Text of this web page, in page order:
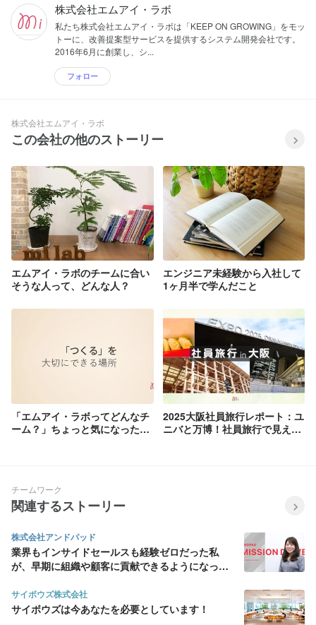
株式会社エムアイ・ラボ
私たち株式会社エムアイ・ラボは「KEEP ON GROWING」をモッ
トーに、改善提案型サービスを提供するシステム開発会社です。
2016年6月に創業し、シ...
フォロー
株式会社エムアイ・ラボ
この会社の他のストーリー
エムアイ・ラボのチームに合い
そうな人って、どんな人？
エンジニア未経験から入社して
1ヶ月半で学んだこと
「エムアイ・ラボってどんなチ
ーム？」ちょっと気になった方
2025大阪社員旅行レポート：ユ
ニバと万博！社員旅行で見え
チームワーク
関連するストーリー
株式会社アンドパッド
業界もインサイドセールスも経験ゼロだった私
が、早期に組織や顧客に貢献できるようになった
サイボウズ株式会社
サイボウズは今あなたを必要としています！